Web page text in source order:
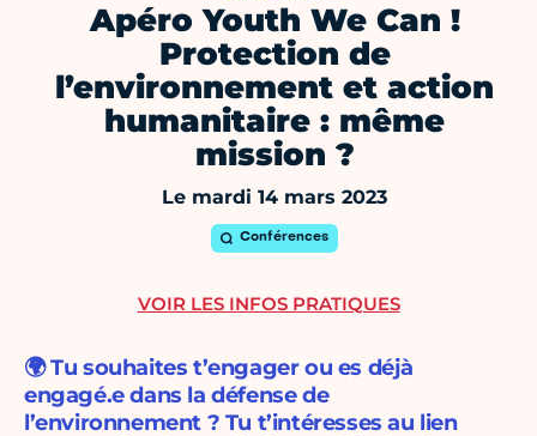
Apéro Youth We Can !
Protection de
l’environnement et action
humanitaire : même
mission ?
Le mardi 14 mars 2023
Conférences
🌍 Tu souhaites t’engager ou es déjà
engagé.e dans la défense de
l’environnement ? Tu t’intéresses au lien
VOIR LES INFOS PRATIQUES